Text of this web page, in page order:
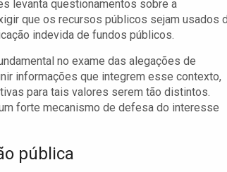
levanta questionamentos sobre a
que os recursos públicos sejam usados
indevida de fundos públicos.
no exame das alegações de
informações que integrem esse contexto,
para tais valores serem tão distintos.
forte mecanismo de defesa do interesse
pública